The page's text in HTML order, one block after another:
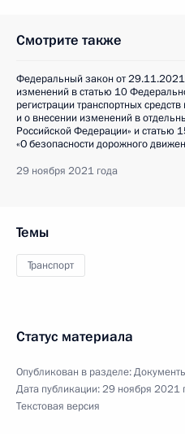
Смотрите также
Федеральный закон от
изменений в статью 10
регистрации транспортных
и о внесении изменений в
Российской Федерации» и статью
«О безопасности дорожного
29 ноября 2021 года
Темы
Транспорт
Статус материала
Опубликован в разделе:
Дата публикации:29 ноября 2021
Текстовая версия